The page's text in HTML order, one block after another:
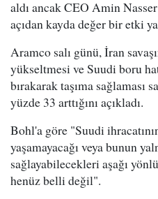
aldı ancak CEO Amin
açıdan kayda değer bir etki
Aramco salı günü, İran
yükseltmesi ve Suudi boru
bırakarak taşıma sağlaması
yüzde 33 arttığını açıkladı.
Bohl'a göre "Suudi
yaşamayacağı veya bunun
sağlayabilecekleri aşağı
henüz belli değil".